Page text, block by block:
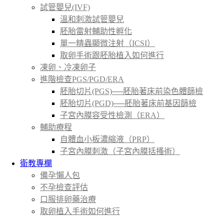
試管嬰兒(IVF)
溫和刺激試管嬰兒
胚胎雷射輔助性孵化
單一精蟲顯微注射（ICSI）
取卵手術跟胚胎植入如何進行
凍卵、冷凍卵子
進階檢查PGS/PGD/ERA
胚胎切片(PGS)──胚胎著床前染色體篩檢
胚胎切片(PGD)──胚胎著床前基因篩檢
子宮內膜容受性檢測（ERA）
輔助療程
自體血小板濃縮液（PRP）
子宮內膜刺激（子宮內膜括搔術）
衛教專欄
備孕懶人包
不孕檢查評估
口服排卵藥治療
取卵植入手術如何進行